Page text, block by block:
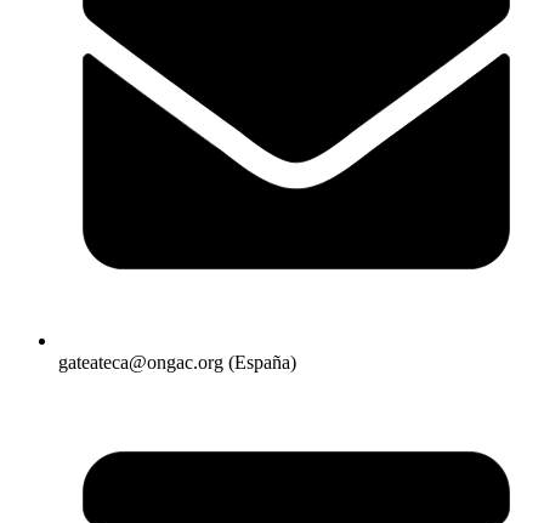
gateateca@ongac.org (España)